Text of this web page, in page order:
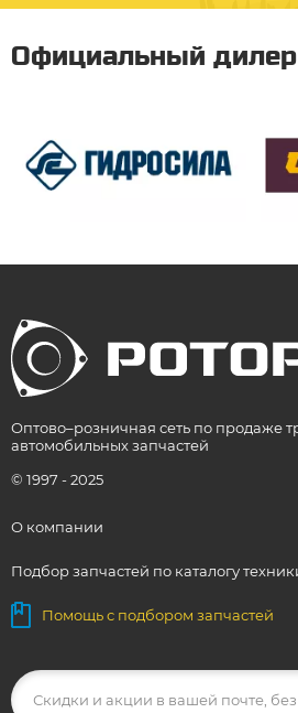
Официальный дилер
Оптово–розничная сеть по продаже
автомобильных запчастей
© 1997 - 2025
О компании
Подбор запчастей по каталогу
Помощь с подбором запчастей